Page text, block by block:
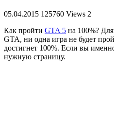
05.04.2015 125760 Views 2
Как пройти GTA 5 на 100%?
GTA, ни одна игра не будет
достигнет 100%. Если вы
нужную страницу.